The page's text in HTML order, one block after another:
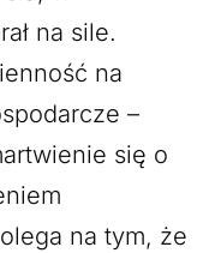
na sile.
na
–
się o
na tym, że